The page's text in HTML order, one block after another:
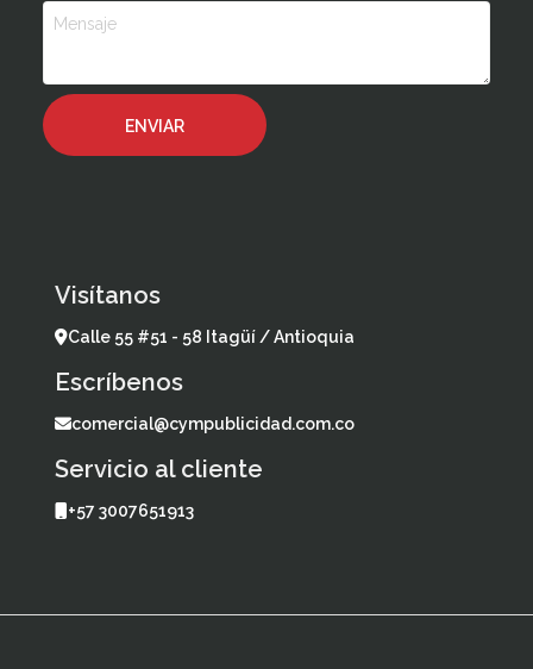
Visítanos
Calle 55 #51 - 58 Itagüí / Antioquia
Escríbenos
comercial@cympublicidad.com.co
Servicio al cliente
+57 3007651913